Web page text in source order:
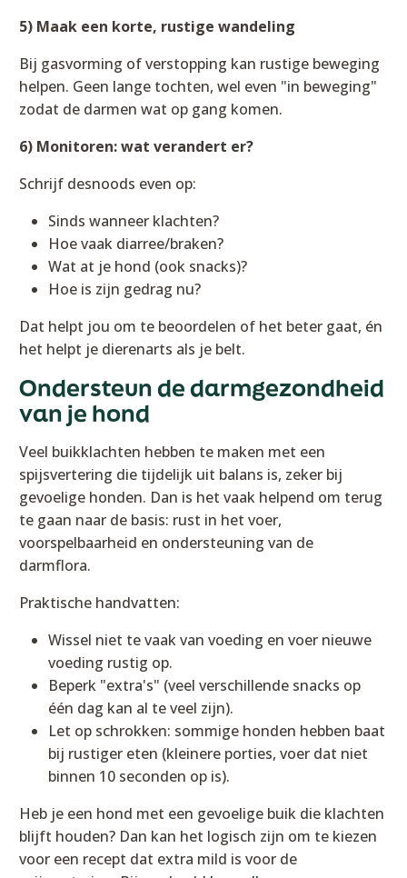
5) Maak een korte, rustige wandeling
Bij gasvorming of verstopping kan rustige beweging
helpen. Geen lange tochten, wel even "in beweging"
zodat de darmen wat op gang komen.
6) Monitoren: wat verandert er?
Schrijf desnoods even op:
Sinds wanneer klachten?
Hoe vaak diarree/braken?
Wat at je hond (ook snacks)?
Hoe is zijn gedrag nu?
Dat helpt jou om te beoordelen of het beter gaat, én
het helpt je dierenarts als je belt.
Ondersteun de darmgezondheid
van je hond
Veel buikklachten hebben te maken met een
spijsvertering die tijdelijk uit balans is, zeker bij
gevoelige honden. Dan is het vaak helpend om terug
te gaan naar de basis: rust in het voer,
voorspelbaarheid en ondersteuning van de
darmflora.
Praktische handvatten:
Wissel niet te vaak van voeding en voer nieuwe
voeding rustig op.
Beperk "extra's" (veel verschillende snacks op
één dag kan al te veel zijn).
Let op schrokken: sommige honden hebben baat
bij rustiger eten (kleinere porties, voer dat niet
binnen 10 seconden op is).
Heb je een hond met een gevoelige buik die klachten
blijft houden? Dan kan het logisch zijn om te kiezen
voor een recept dat extra mild is voor de